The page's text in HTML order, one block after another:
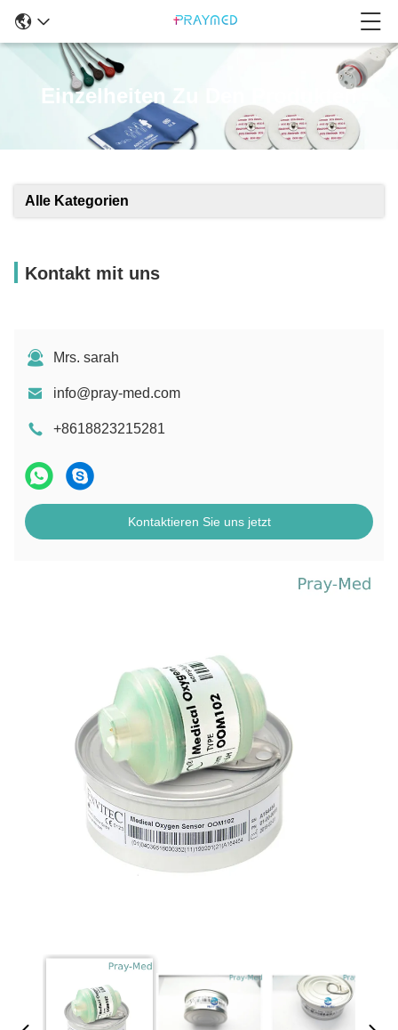
Einzelheiten Zu Den Produkten
Alle Kategorien
Kontakt mit uns
Mrs. sarah
info@pray-med.com
+8618823215281
Kontaktieren Sie uns jetzt